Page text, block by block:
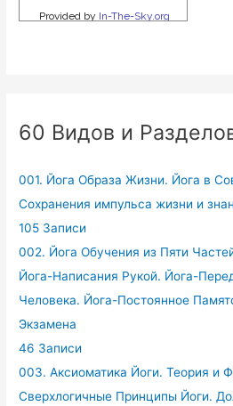
60 Видов и
001. Йога Образа Жизни. Йога в
Сохранения импульса жизни и
105 Записи
002. Йога Обучения из Пяти
Йога-Написания Рукой. Йога-
Человека. Йога-Постоянное
Экзамена
46 Записи
003. Аксиоматика Йоги. Теория и
Сверхлогичные Принципы Йоги.